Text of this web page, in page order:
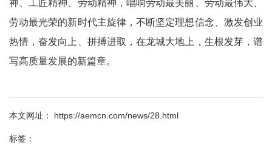
神、工匠精神、劳动精神，唱响劳动最美丽、劳动最伟大、
劳动最光荣的新时代主旋律，不断坚定理想信念、激发创业
热情，奋发向上、拼搏进取，在龙城大地上，生根发芽，谱
写高质量发展的新篇章。
本文网址： https://aemcn.com/news/28.html
标签：